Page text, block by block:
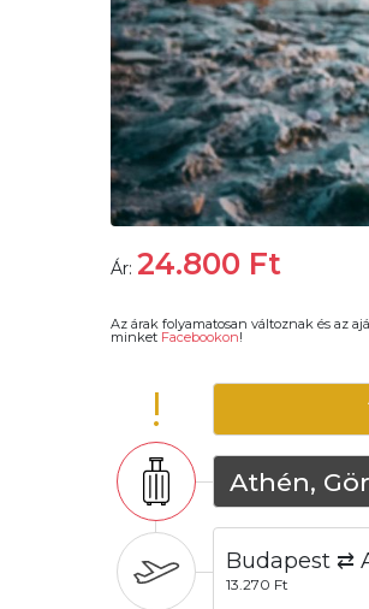
Ár: 24.800 Ft
Az árak folyamatosan változnak és az
minket Facebookon!
!
Athén,
Budapest ⇄
13.270 Ft